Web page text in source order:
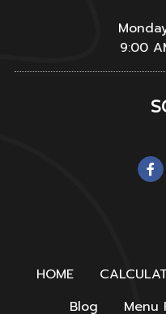
9:00
HOME
Blog
Menu